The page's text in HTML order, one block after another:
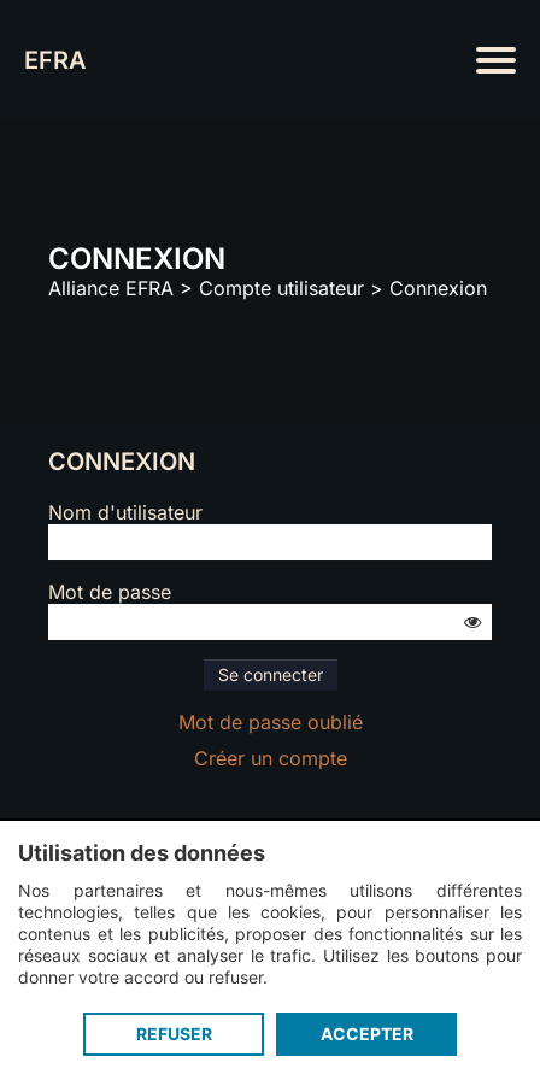
Connexion
EFRA
CONNEXION
Alliance EFRA > Compte utilisateur > Connexion
CONNEXION
Nom d'utilisateur
Mot de passe
Mot de passe oublié
Créer un compte
Guildi.com © 2012 - 2026 -
forum d'alliance Last War-Service proposé par Guildi
Utilisation des données
Nos partenaires et nous-mêmes utilisons différentes
technologies, telles que les cookies, pour personnaliser les
contenus et les publicités, proposer des fonctionnalités sur les
réseaux sociaux et analyser le trafic. Utilisez les boutons pour
donner votre accord ou refuser.
REFUSER ACCEPTER